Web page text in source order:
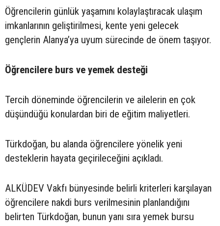
Öğrencilerin günlük yaşamını kolaylaştıracak ulaşım
imkanlarının geliştirilmesi, kente yeni gelecek
gençlerin Alanya’ya uyum sürecinde de önem taşıyor.
Öğrencilere burs ve yemek desteği
Tercih döneminde öğrencilerin ve ailelerin en çok
düşündüğü konulardan biri de eğitim maliyetleri.
Türkdoğan, bu alanda öğrencilere yönelik yeni
desteklerin hayata geçirileceğini açıkladı.
ALKÜDEV Vakfı bünyesinde belirli kriterleri karşılayan
öğrencilere nakdi burs verilmesinin planlandığını
belirten Türkdoğan, bunun yanı sıra yemek bursu